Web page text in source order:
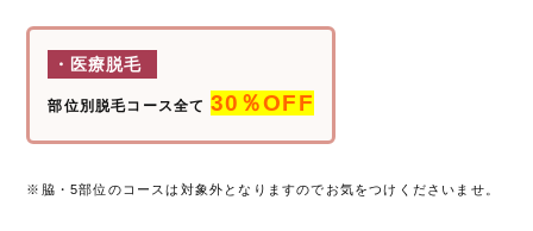
・医療脱毛
部位別脱毛コース全て 30％OFF
※脇・5部位のコースは対象外となりますのでお気をつけくださいませ。